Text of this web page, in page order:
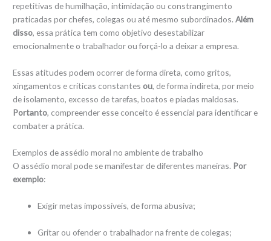
repetitivas de humilhação, intimidação ou constrangimento
praticadas por chefes, colegas ou até mesmo subordinados.Além
disso, essa prática tem como objetivo desestabilizar
emocionalmente o trabalhador ou forçá-lo a deixar a empresa.
Essas atitudes podem ocorrer de forma direta, como gritos,
xingamentos e críticas constantes ou, de forma indireta, por meio
de isolamento, excesso de tarefas, boatos e piadas maldosas.
Portanto, compreender esse conceito é essencial para identificar e
combater a prática.
Exemplos de assédio moral no ambiente de trabalho
O assédio moral pode se manifestar de diferentes maneiras. Por
exemplo:
Exigir metas impossíveis, de forma abusiva;
Gritar ou ofender o trabalhador na frente de colegas;